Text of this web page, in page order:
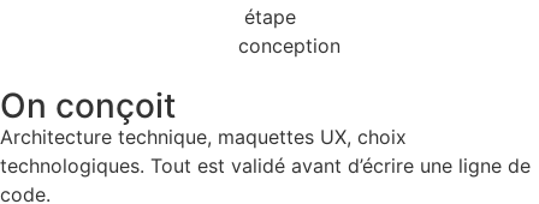
On conçoit
Architecture technique, maquettes UX, choix
technologiques. Tout est validé avant d’écrire une ligne de
code.